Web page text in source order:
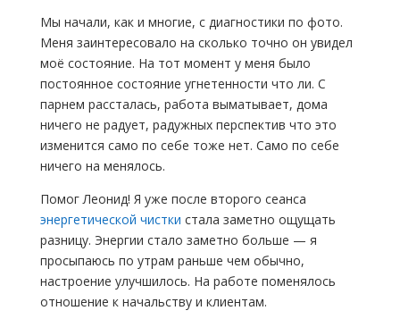
Мы начали, как и многие, с диагностики по фото.
Меня заинтересовало на сколько точно он увидел
моё состояние. На тот момент у меня было
постоянное состояние угнетенности что ли. С
парнем рассталась, работа выматывает, дома
ничего не радует, радужных перспектив что это
изменится само по себе тоже нет. Само по себе
ничего на менялось.
Помог Леонид! Я уже после второго сеанса
энергетической чистки стала заметно ощущать
разницу. Энергии стало заметно больше — я
просыпаюсь по утрам раньше чем обычно,
настроение улучшилось. На работе поменялось
отношение к начальству и клиентам.